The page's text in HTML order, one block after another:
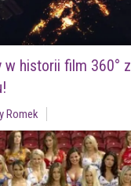
w historii film 360° z
Romek